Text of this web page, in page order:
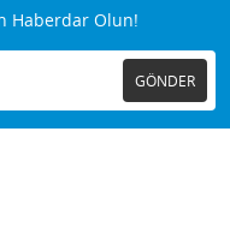
Haberdar Olun!
GÖNDER